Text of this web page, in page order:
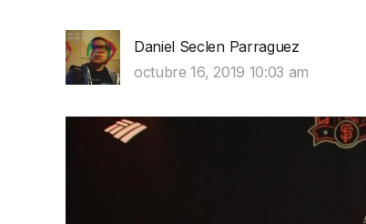
Daniel Seclen Parraguez
octubre 16, 2019 10:03 am